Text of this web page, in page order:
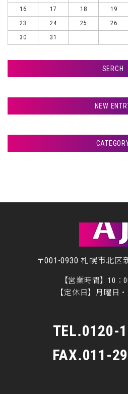
16
17 18 19
23
24 25 26
30
31
SERCH
NEW
室蘭市Ｇ様ランクル、錆
札幌市Ｔ様ランクル、美
美装
〒001-0930 札幌市北区
【営業時間】10：
【定休日】月曜日
TEL.0120-
FAX.011-